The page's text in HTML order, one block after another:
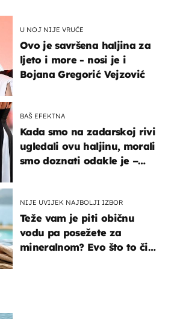
U NOJ NIJE VRUĆE
Ovo je savršena haljina za
ljeto i more - nosi je i
Bojana Gregorić Vejzović
BAŠ EFEKTNA
Kada smo na zadarskoj rivi
ugledali ovu haljinu, morali
smo doznati odakle je –
NIJE UVIJEK NAJBOLJI IZBOR
Teže vam je piti običnu
vodu pa posežete za
mineralnom? Evo što to čini